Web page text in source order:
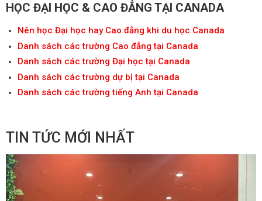
HỌC ĐẠI HỌC & CAO ĐẲNG TẠI CANADA
Nên học Đại học hay Cao đẳng khi du học Canada
Danh sách các trường Cao đẳng tại Canada
Danh sách các trường Đại học tại Canada
Danh sách các trường dự bị tại Canada
Danh sách các trường tiếng Anh tại Canada
TIN TỨC MỚI NHẤT
LIÊN HỆ